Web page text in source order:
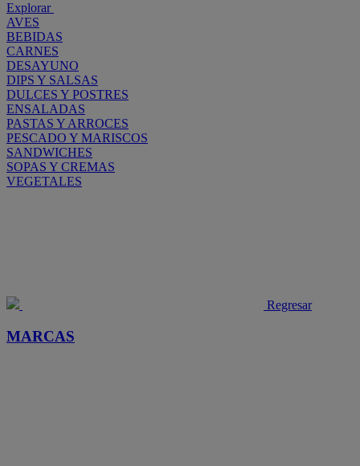
Explorar
AVES
BEBIDAS
CARNES
DESAYUNO
DIPS Y SALSAS
DULCES Y POSTRES
ENSALADAS
PASTAS Y ARROCES
PESCADO Y MARISCOS
SANDWICHES
SOPAS Y CREMAS
VEGETALES
Regresar
MARCAS